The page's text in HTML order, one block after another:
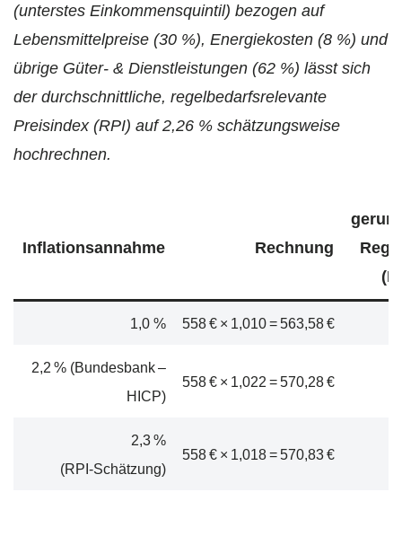
(unterstes Einkommens­quintil) bezogen auf
Lebensmittelpreise (30 %), Energiekosten (8 %) und
übrige Güter- & Dienstleistungen (62 %) lässt sich
der durchschnittliche, regelbedarfsrelevante
Preisindex (RPI) auf 2,26 % schätzungsweise
hochrechnen.
Inflationsannahme Rechnung
1,0 % 558 € × 1,010 = 563,58 €
2,2 % (Bundesbank –
HICP)
558 € × 1,022 = 570,28 €
2,3 %
(RPI‑Schätzung)
558 € × 1,018 = 570,83 €